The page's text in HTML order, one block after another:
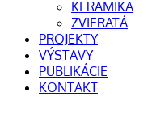
KERAMIKA
ZVIERATÁ
PROJEKTY
VÝSTAVY
PUBLIKÁCIE
KONTAKT